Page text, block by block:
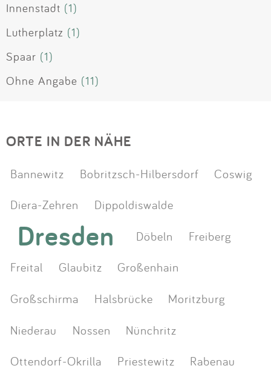
Innenstadt (1)
Lutherplatz (1)
Spaar (1)
Ohne Angabe (11)
ORTE IN DER NÄHE
Bannewitz Bobritzsch-Hilbersdorf
Coswig
Diera-Zehren
Dippoldiswalde
Dresden Döbeln
Freiberg
Freital
Glaubitz
Großenhain
Großschirma
Halsbrücke
Moritzburg
Niederau
Nossen
Nünchritz
Ottendorf-Okrilla
Priestewitz
Rabenau